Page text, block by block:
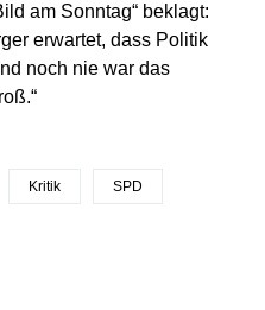
am Sonntag“ beklagt:
erwartet, dass Politik
noch nie war das
Kritik SPD